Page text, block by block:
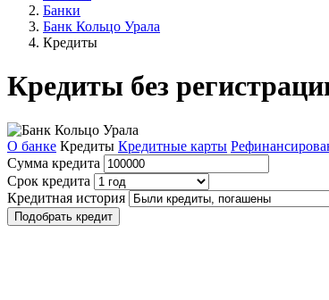
Банки
Банк Кольцо Урала
Кредиты
Кредиты без
О банке Кредиты Кредитные карты
Сумма кредита
Срок кредита
Кредитная история
Подобрать кредит